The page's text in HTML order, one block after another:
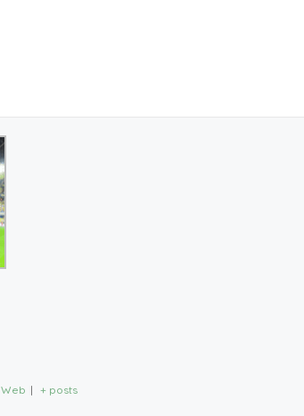
Web | + posts